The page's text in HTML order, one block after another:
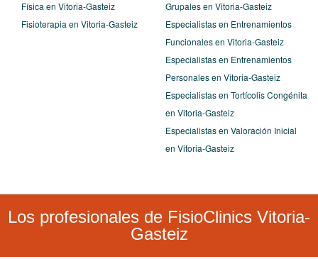
Física en Vitoria-Gasteiz
Fisioterapia en Vitoria-Gasteiz
Grupales en Vitoria-Gasteiz
Especialistas en Entrenamientos
Funcionales en Vitoria-Gasteiz
Especialistas en Entrenamientos
Personales en Vitoria-Gasteiz
Especialistas en Tortícolis Congénita
en Vitoria-Gasteiz
Especialistas en Valoración Inicial
en Vitoria-Gasteiz
Los profesionales de FisioClinics Vitoria-
Gasteiz